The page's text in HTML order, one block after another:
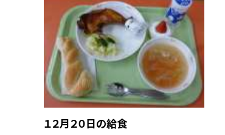
１２月２０日の給食